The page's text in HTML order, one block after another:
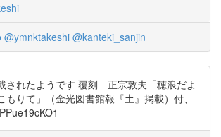
@ymnktakeshi @kanteki_sanjin
されたようです 覆刻 正宗敦夫「穂浪だよ
もりて」（金光図書館報『土』掲載）付、